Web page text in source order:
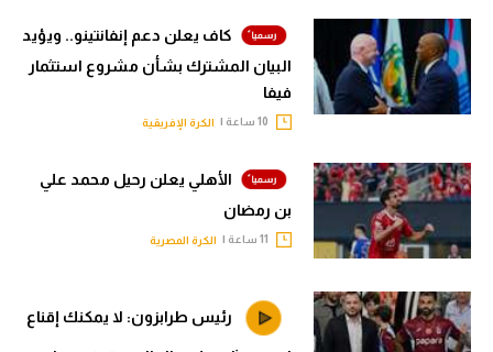
كاف يعلن دعم إنفانتينو.. ويؤيد
البيان المشترك بشأن مشروع استثمار
فيفا
الكرة الإفريقية
الأهلي يعلن رحيل محمد علي
بن رمضان
الكرة المصرية
رئيس طرابزون: لا يمكنك إقناع